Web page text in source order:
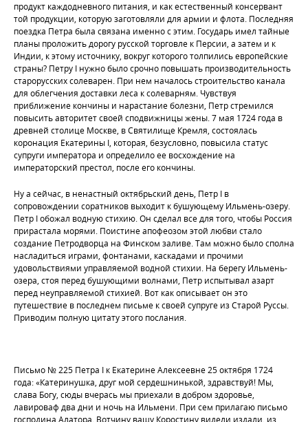
продукт каждодневного питания, и как естественный консервант
той продукции, которую заготовляли для армии и флота. Последняя
поездка Петра была связана именно с этим. Государь имел тайные
планы проложить дорогу русской торговле к Персии, а затем и к
Индии, к этому источнику, вокруг которого толпились европейские
страны? Петру I нужно было срочно повышать производительность
старорусских солеварен. При нем началось строительство канала
для облегчения доставки леса к солеварням. Чувствуя
приближение кончины и нарастание болезни, Петр стремился
повысить авторитет своей сподвижницы жены. 7 мая 1724 года в
древней столице Москве, в Святилище Кремля, состоялась
коронация Екатерины I, которая, безусловно, повысила статус
супруги императора и определило ее восхождение на
императорский престол, после его кончины.
Ну а сейчас, в ненастный октябрьский день, Петр I в
сопровождении соратников выходит к бушующему Ильмень-озеру.
Петр I обожал водную стихию. Он сделал все для того, чтобы Россия
прирастала морями. Поистине апофеозом этой любви стало
создание Петродворца на Финском заливе. Там можно было сполна
насладиться играми, фонтанами, каскадами и прочими
удовольствиями управляемой водной стихии. На берегу Ильмень-
озера, стоя перед бушующими волнами, Петр испытывал азарт
перед неуправляемой стихией. Вот как описывает он это
путешествие в последнем письме к своей супруге из Старой Руссы.
Приводим полную цитату этого послания.
Письмо № 225 Петра I к Екатерине Алексеевне 25 октября 1724
года: «Катеринушка, друг мой сердешнинькой, здравствуй! Мы,
слава Богу, сюды вчерась мы приехали в добром здоровье,
лавироваф два дни и ночь на Ильмени. При сем прилагаю письмо
господина Алатора. Вотчину вашу Коростину видели издали, из